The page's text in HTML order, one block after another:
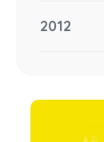
2012